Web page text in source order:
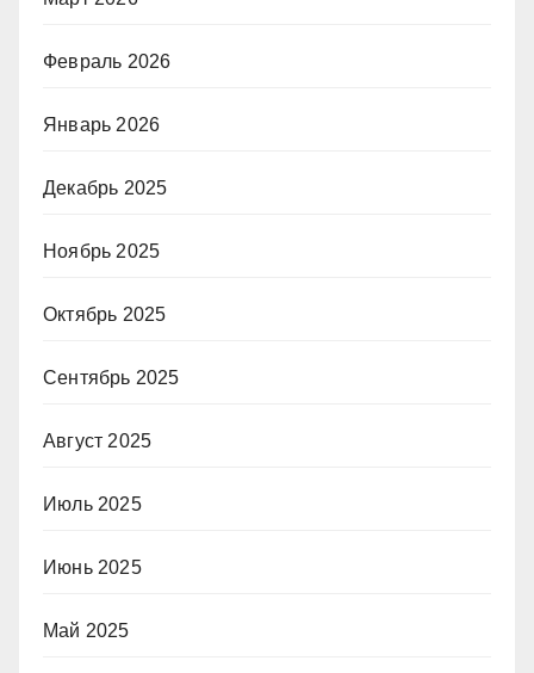
Февраль 2026
Январь 2026
Декабрь 2025
Ноябрь 2025
Октябрь 2025
Сентябрь 2025
Август 2025
Июль 2025
Июнь 2025
Май 2025